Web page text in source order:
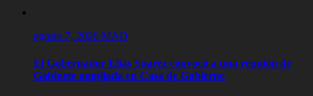
agosto 7, 2026 MAD
El Gobernador Elias Suárez convocó a una reunión de
Gabinete ampliada en Casa de Gobierno